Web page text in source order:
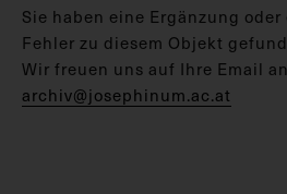
Sie haben eine Ergänzung
Fehler zu diesem Objekt
Wir freuen uns auf Ihre Email
archiv@josephinum.ac.at